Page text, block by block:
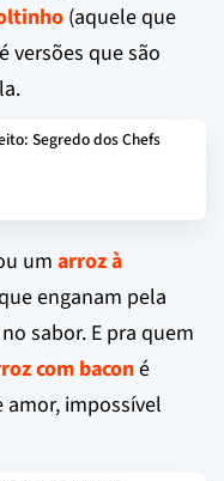
(aquele que
versões que são
Segredo dos Chefs
um arroz à
enganam pela
sabor. E pra quem
com baconé
impossível